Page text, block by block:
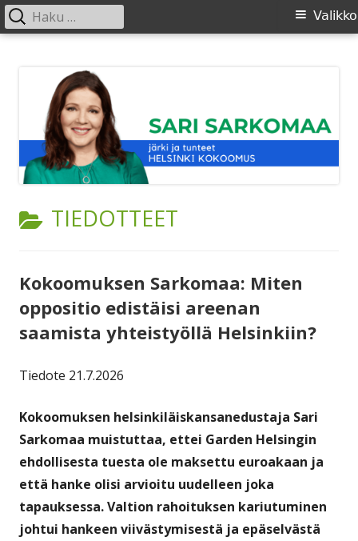
Ensisijainen
Valikko
Haku:
KATEGORIA:
TIEDOTTEET
Kokoomuksen Sarkomaa: Miten
oppositio edistäisi areenan
saamista yhteistyöllä Helsinkiin?
Tiedote 21.7.2026
Kokoomuksen helsinkiläiskansanedustaja Sari
Sarkomaa muistuttaa, ettei Garden Helsingin
ehdollisesta tuesta ole maksettu euroakaan ja
että hanke olisi arvioitu uudelleen joka
tapauksessa. Valtion rahoituksen kariutuminen
johtui hankeen viivästymisestä ja epäselvästä